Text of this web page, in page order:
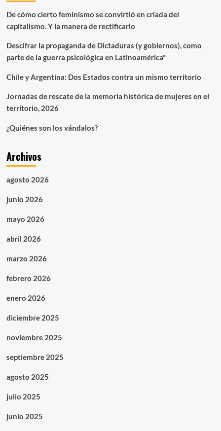
De cómo cierto feminismo se convirtió en criada del
capitalismo. Y la manera de rectificarlo
Descifrar la propaganda de Dictaduras (y gobiernos), como
parte de la guerra psicológica en Latinoamérica*
Chile y Argentina: Dos Estados contra un mismo territorio
Jornadas de rescate de la memoria histórica de mujeres en el
territorio, 2026
¿Quiénes son los vándalos?
Archivos
agosto 2026
junio 2026
mayo 2026
abril 2026
marzo 2026
febrero 2026
enero 2026
diciembre 2025
noviembre 2025
septiembre 2025
agosto 2025
julio 2025
junio 2025